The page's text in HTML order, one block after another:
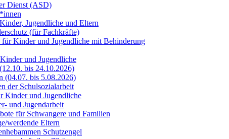
Dienst (ASD)
Jugendliche und Eltern
(für Fachkräfte)
Kinder und Jugendliche mit Behinderung
und Jugendliche
bis 24.10.2026)
(04.07. bis 5.08.2026)
der Schulsozialarbeit
Kinder und Jugendliche
und Jugendarbeit
für Schwangere und Familien
werdende Eltern
Schutzengel